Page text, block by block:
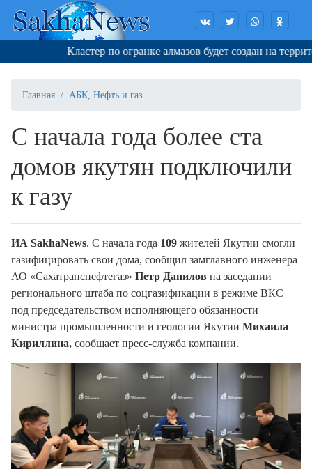
Кластер по огранке алмазов будет создан на
Главная АБК, Нефть и газ
С начала года более ста
домов якутян подключили
к газу
ИА SakhaNews. С начала года 109 жителей Якутии смогли
газифицировать свои дома, сообщил замглавного инженера
АО «Сахатранснефтегаз» Петр Данилов на заседании
регионального штаба по соцгазификации в режиме ВКС
под председательством исполняющего обязанности
министра промышленности и геологии Якутии Михаила
Кириллина, сообщает пресс-служба компании.